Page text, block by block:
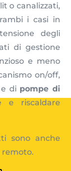
o canalizzati,
i casi in
degli
di gestione
e meno
on/off,
e di pompe di
e riscaldare
sono anche
remoto.